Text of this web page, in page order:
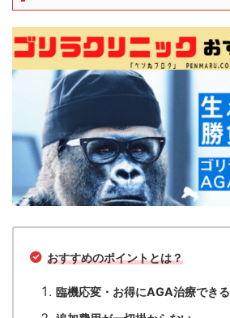
おすすめのポイントとは？
臨機応変・お得にAGA治療できる